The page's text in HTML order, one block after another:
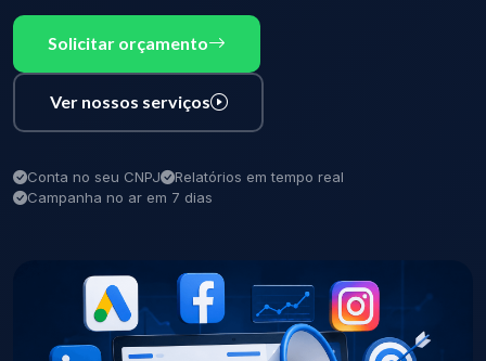
Solicitar orçamento
Ver nossos serviços
Conta no seu CNPJ
Relatórios em tempo real
Campanha no ar em 7 dias